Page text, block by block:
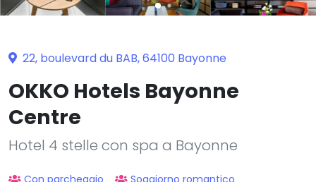
22, boulevard du BAB, 64100 Bayonne
OKKO Hotels Bayonne
Centre
Hotel 4 stelle con spa a Bayonne
Con parcheggio
Soggiorno romantico